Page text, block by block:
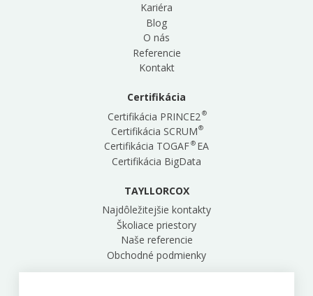
Kariéra
Blog
O nás
Referencie
Kontakt
Certifikácia
Certifikácia PRINCE2 ®
Certifikácia SCRUM®
Certifikácia TOGAF®EA
Certifikácia BigData
TAYLLORCOX
Najdôležitejšie kontakty
Školiace priestory
Naše referencie
Obchodné podmienky